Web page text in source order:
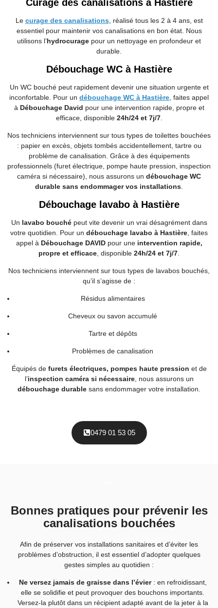
Curage des canalisations à Hastière
Le curage des canalisations, réalisé tous les 2 à 4 ans, est
essentiel pour maintenir vos canalisations en bon état. Nous
utilisons l’hydrocurage pour un nettoyage en profondeur et
durable.
Débouchage WC à Hastière
Un WC bouché peut rapidement devenir une situation urgente et
inconfortable. Pour un débouchage WC à Hastière , faites appel
à Débouchage David pour une intervention rapide, propre et
efficace, disponible 24h/24 et 7j/7.
Nos techniciens interviennent sur tous types de toilettes bouchées
: papier en excès, objets tombés accidentellement, tartre ou
problème de canalisation. Grâce à des équipements
professionnels (furet électrique, pompe haute pression, inspection
caméra si nécessaire), nous assurons un débouchage WC
durable sans endommager vos installations
Débouchage lavabo à Hastière
Un lavabo bouchépeut vite devenir un vrai désagrément dans
votre quotidien. Pour un débouchage lavabo à Hastière , faites
appel à Débouchage DAVIDpour une intervention rapide,
propre et efficace , disponible 24h/24 et 7j/7
Nos techniciens interviennent sur tous types de lavabos bouchés,
qu’il s’agisse de :
Résidus alimentaires
Cheveux ou savon accumulé
Tartre et dépôts
Problèmes de canalisation
Équipés de furets électriques, pompes haute pression et de
l’inspection caméra si nécessaire, nous assurons un
débouchage durable sans endommager votre installation.
0479 01 53 05
Bonnes pratiques pour prévenir les
canalisations bouchées
Afin de préserver vos installations sanitaires et d’éviter les
problèmes d’obstruction, il est essentiel d’adopter quelques
gestes simples au quotidien :
Ne versez jamais de graisse dans l’évier: en refroidissant,
elle se solidifie et peut provoquer des bouchons importants.
Versez-la plutôt dans un récipient adapté avant de la jeter à la